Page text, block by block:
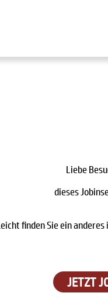
Liebe
dieses
finden Sie ein
JETZT